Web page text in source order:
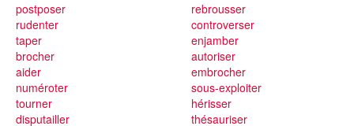
postposer
rudenter
taper
brocher
aider
numéroter
tourner
disputailler
rebrousser
controverser
enjamber
autoriser
embrocher
sous-exploiter
hérisser
thésauriser